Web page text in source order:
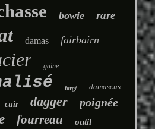
bowie rare
damas fairbairn
gaine
forgé damascus
cuir dagger poignée
fourreau outil